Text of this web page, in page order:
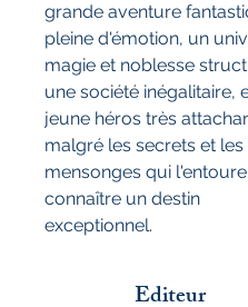
grande aventure
pleine d'émotion, un
magie et noblesse
une société inégalitaire,
jeune héros très
malgré les secrets et les
mensonges qui
connaître un destin
exceptionnel.
Editeur